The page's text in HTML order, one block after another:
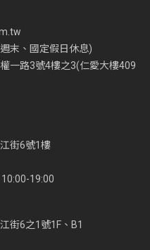
末、國定假日休息)
一路3號4樓之3(仁愛大樓409
街6號1樓
19:00
街6之1號1F、B1